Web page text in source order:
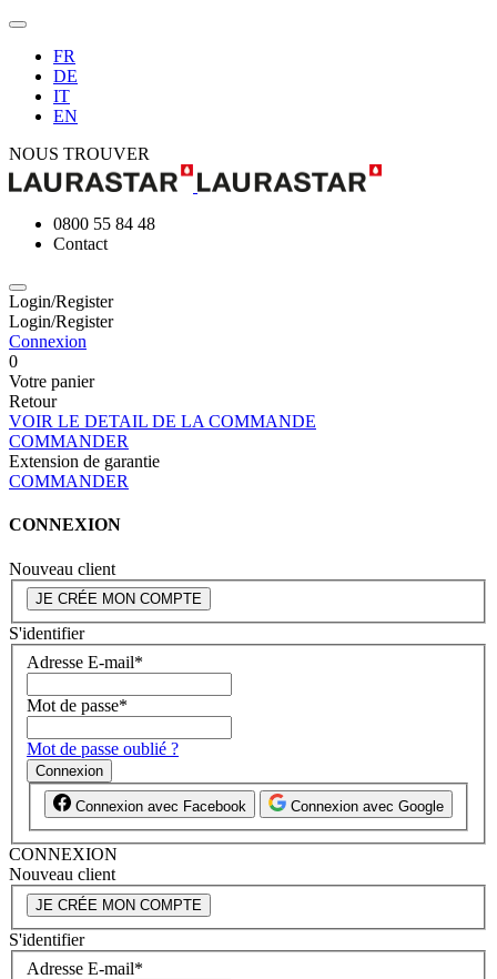
FR
DE
IT
EN
NOUS TROUVER
0800 55 84 48
Contact
Login/Register
Login/Register
Connexion
0
Votre panier
Retour
VOIR LE DETAIL DE LA COMMANDE
COMMANDER
Extension de garantie
COMMANDER
CONNEXION
Nouveau client
JE CRÉE MON COMPTE
S'identifier
Adresse E-mail*
Mot de passe*
Mot de passe oublié ?
Connexion
Connexion avec Facebook Connexion avec Google
CONNEXION
Nouveau client
JE CRÉE MON COMPTE
S'identifier
Adresse E-mail*